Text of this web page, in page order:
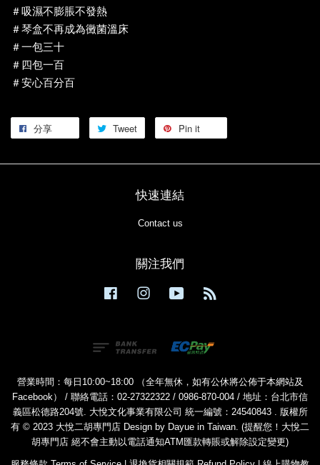
＃吸濕不膨脹不發熱
＃琴盒不再成為黴菌溫床
＃一包三十
＃四包一百
＃安心百分百
分享 Tweet Pin it
快速連結
Contact us
關注我們
Facebook Instagram YouTube
營業時間：每日10:00~18:00 （全年無休，如有公休將公佈于本網站及
Facebook） / 聯絡電話：02-27322322 / 0986-870-004 / 地址：台北市信
義區松德路204號. 大悅文化事業有限公司 統一編號：24540843 . 版權所
有 © 2023 大悅二胡專門店 Design by Dayue in Taiwan. (提醒您！大悅二
胡專門店 絕不會主動以電話通知ATM匯款轉賬或解除設定變更)